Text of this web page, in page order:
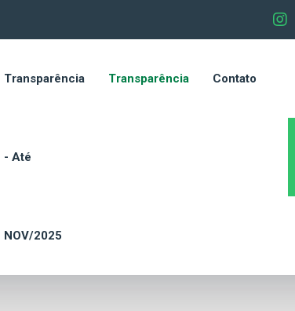
Transparência
- Até
NOV/2025
Transparência Contato